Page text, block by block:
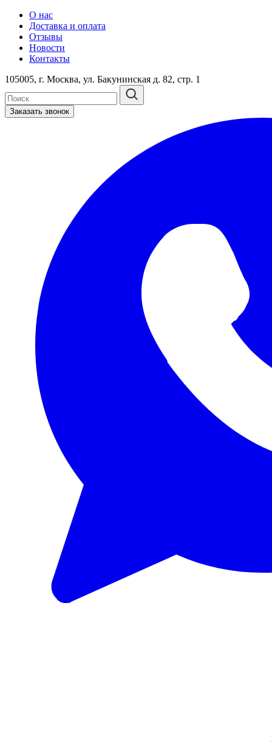
О нас
Доставка и оплата
Отзывы
Новости
Контакты
105005, г. Москва, ул. Бакунинская д. 82, стр. 1
Заказать звонок